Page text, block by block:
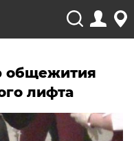
общежития
лифта